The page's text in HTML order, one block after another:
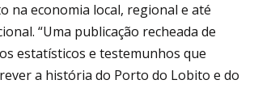
na economia local, regional e até
“Uma publicação recheada de
estatísticos e testemunhos que
a história do Porto do Lobito e do